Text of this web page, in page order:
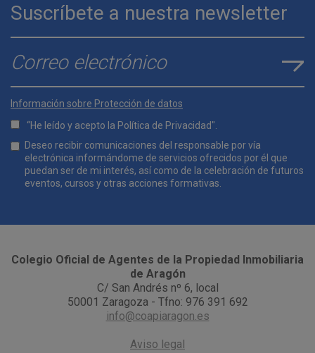
Suscríbete a nuestra newsletter
E-mail*
Información sobre Protección de datos
“He leído y acepto la Política de Privacidad".
Lopd*
Deseo recibir comunicaciones del responsable por vía
electrónica informándome de servicios ofrecidos por él que
puedan ser de mi interés, así como de la celebración de futuros
eventos, cursos y otras acciones formativas.
Colegio Oficial de Agentes de la Propiedad Inmobiliaria
de Aragón
C/ San Andrés nº 6, local
50001 Zaragoza - Tfno: 976 391 692
info@coapiaragon.es
Aviso legal